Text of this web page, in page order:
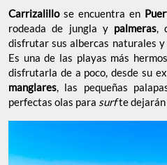
Carrizalillose encuentra en
rodeada de jungla y palmeras
disfrutar sus albercas naturales y
Es una de las playas más
disfrutarla de a poco, desde su
manglares , las pequeñas
perfectas olas para surfte dejarán